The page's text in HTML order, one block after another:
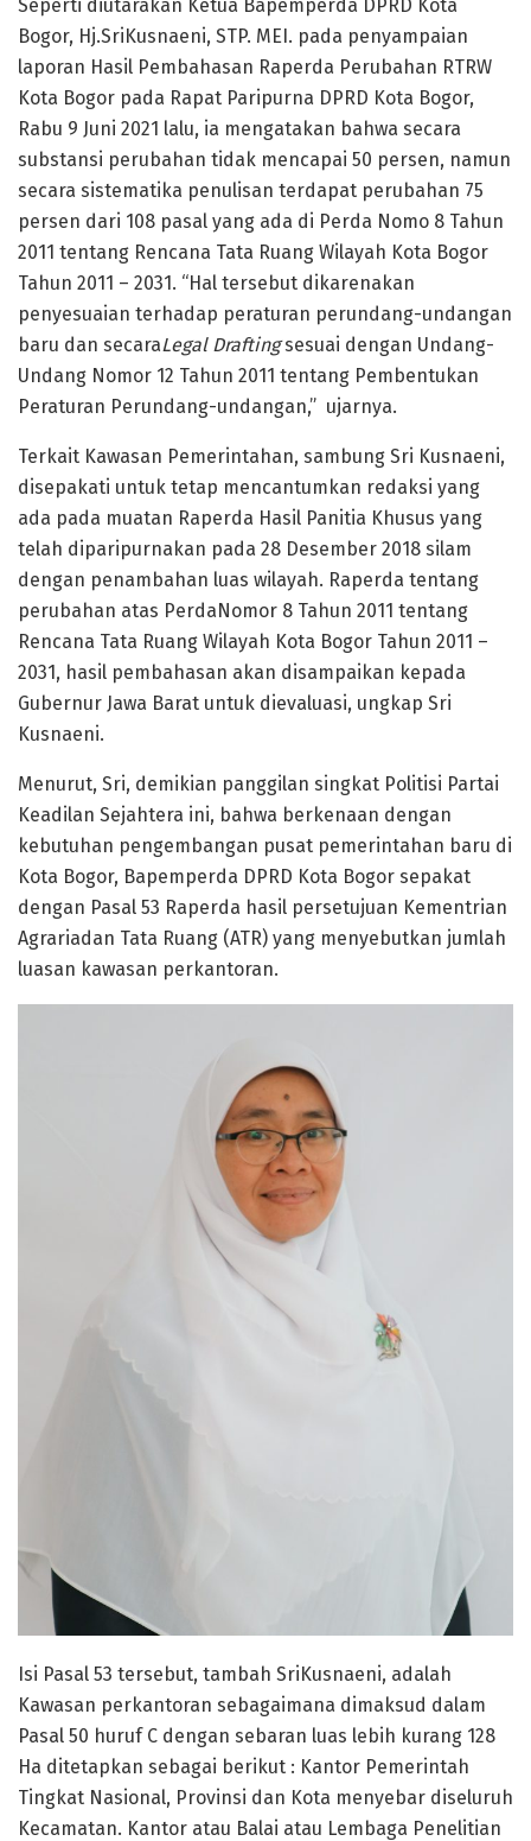
Seperti diutarakan Ketua Bapemperda DPRD Kota
Bogor, Hj.SriKusnaeni, STP. MEI. pada penyampaian
laporan Hasil Pembahasan Raperda Perubahan RTRW
Kota Bogor pada Rapat Paripurna DPRD Kota Bogor,
Rabu 9 Juni 2021 lalu, ia mengatakan bahwa secara
substansi perubahan tidak mencapai 50 persen, namun
secara sistematika penulisan terdapat perubahan 75
persen dari 108 pasal yang ada di Perda Nomo 8 Tahun
2011 tentang Rencana Tata Ruang Wilayah Kota Bogor
Tahun 2011 – 2031. “Hal tersebut dikarenakan
penyesuaian terhadap peraturan perundang-undangan
baru dan secaraLegal Draftingsesuai dengan Undang-
Undang Nomor 12 Tahun 2011 tentang Pembentukan
Peraturan Perundang-undangan,” ujarnya.
Terkait Kawasan Pemerintahan, sambung Sri Kusnaeni,
disepakati untuk tetap mencantumkan redaksi yang
ada pada muatan Raperda Hasil Panitia Khusus yang
telah diparipurnakan pada 28 Desember 2018 silam
dengan penambahan luas wilayah. Raperda tentang
perubahan atas PerdaNomor 8 Tahun 2011 tentang
Rencana Tata Ruang Wilayah Kota Bogor Tahun 2011 –
2031, hasil pembahasan akan disampaikan kepada
Gubernur Jawa Barat untuk dievaluasi, ungkap Sri
Kusnaeni.
Menurut, Sri, demikian panggilan singkat Politisi Partai
Keadilan Sejahtera ini, bahwa berkenaan dengan
kebutuhan pengembangan pusat pemerintahan baru di
Kota Bogor, Bapemperda DPRD Kota Bogor sepakat
dengan Pasal 53 Raperda hasil persetujuan Kementrian
Agrariadan Tata Ruang (ATR) yang menyebutkan jumlah
luasan kawasan perkantoran.
Isi Pasal 53 tersebut, tambah SriKusnaeni, adalah
Kawasan perkantoran sebagaimana dimaksud dalam
Pasal 50 huruf C dengan sebaran luas lebih kurang 128
Ha ditetapkan sebagai berikut : Kantor Pemerintah
Tingkat Nasional, Provinsi dan Kota menyebar diseluruh
Kecamatan. Kantor atau Balai atau Lembaga Penelitian